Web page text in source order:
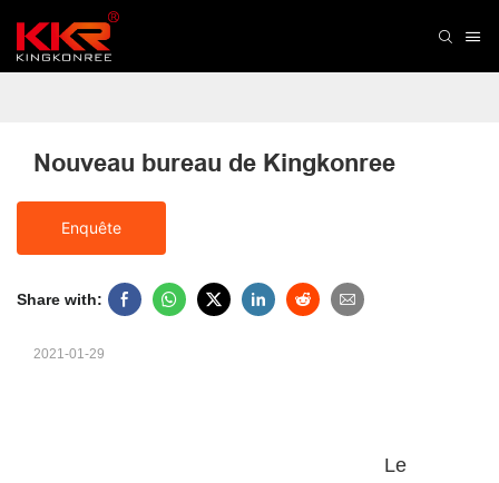
Nouveau bureau de Kingkonree
Enquête
Share with:
2021-01-29
Le